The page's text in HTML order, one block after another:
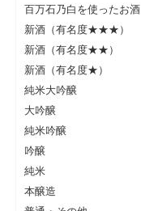
百万石乃白を使ったお酒
新酒（有名度★★★）
新酒（有名度★★）
新酒（有名度★）
純米大吟醸
大吟醸
純米吟醸
吟醸
純米
本醸造